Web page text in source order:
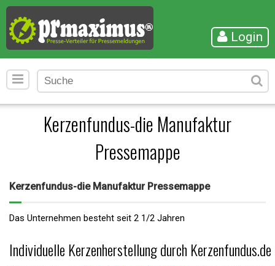
Login
Kerzenfundus-die Manufaktur
Pressemappe
Kerzenfundus-die Manufaktur Pressemappe
Das Unternehmen besteht seit 2 1/2 Jahren
Individuelle Kerzenherstellung durch Kerzenfundus.de